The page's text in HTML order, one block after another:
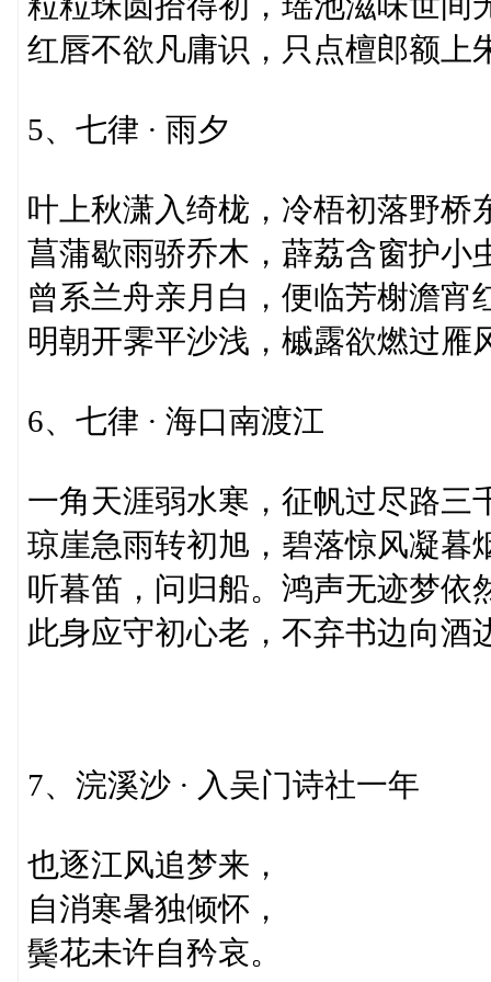
红唇不欲凡庸识，只点檀郎额上
5、七律 · 雨夕
叶上秋潇入绮栊，冷梧初落野桥
菖蒲歇雨骄乔木，薜荔含窗护小
曾系兰舟亲月白，便临芳榭澹宵
明朝开霁平沙浅，槭露欲燃过雁
6、七律 · 海口南渡江
一角天涯弱水寒，征帆过尽路三
琼崖急雨转初旭，碧落惊风凝暮
听暮笛，问归船。鸿声无迹梦依
此身应守初心老，不弃书边向酒
7、浣溪沙 · 入吴门诗社一年
也逐江风追梦来，
自消寒暑独倾怀，
鬓花未许自矜哀。